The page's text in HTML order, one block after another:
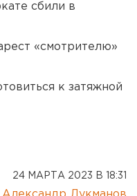
сбили в
«смотрителю»
к затяжной
24 МАРТА 2023 В 18:31